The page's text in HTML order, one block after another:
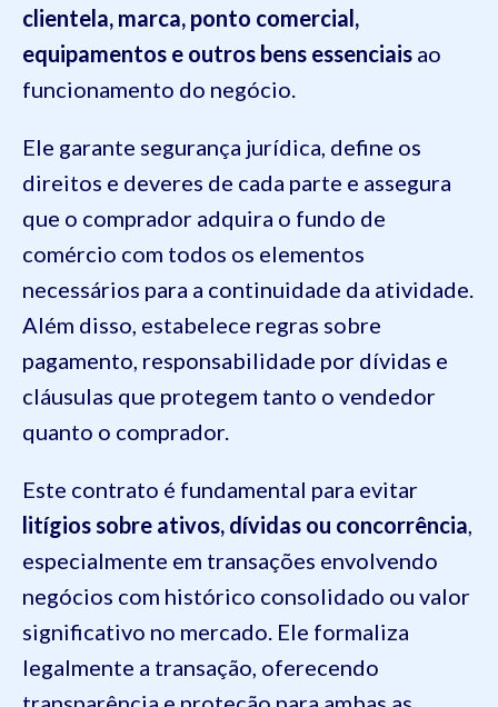
clientela, marca, ponto comercial,
equipamentos e outros bens essenciais ao
funcionamento do negócio.
Ele garante segurança jurídica, define os
direitos e deveres de cada parte e assegura
que o comprador adquira o fundo de
comércio com todos os elementos
necessários para a continuidade da atividade.
Além disso, estabelece regras sobre
pagamento, responsabilidade por dívidas e
cláusulas que protegem tanto o vendedor
quanto o comprador.
Este contrato é fundamental para evitar
litígios sobre ativos, dívidas ou concorrência
especialmente em transações envolvendo
negócios com histórico consolidado ou valor
significativo no mercado. Ele formaliza
legalmente a transação, oferecendo